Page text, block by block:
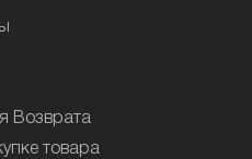
Возврата
товара